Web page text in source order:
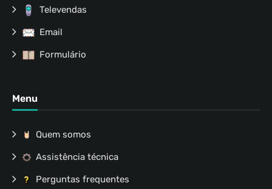
Televendas
Email
Formulário
Menu
Quem somos
Assistência técnica
Perguntas frequentes